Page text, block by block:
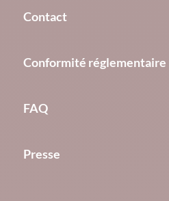
Contact
Conformité réglementaire
FAQ
Presse